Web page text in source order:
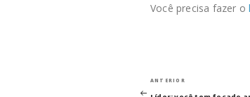
Você precisa fazer o
Post
ANTERIOR